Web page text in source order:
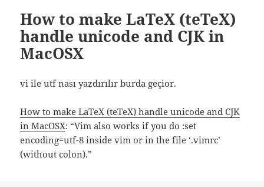
How to make LaTeX (teTeX)
handle unicode and CJK in
MacOSX
vi ile utf nası yazdırılır burda geçior.
How to make LaTeX (teTeX) handle unicode and CJK
in MacOSX: “Vim also works if you do :set
encoding=utf-8 inside vim or in the file ‘.vimrc’
(without colon).”